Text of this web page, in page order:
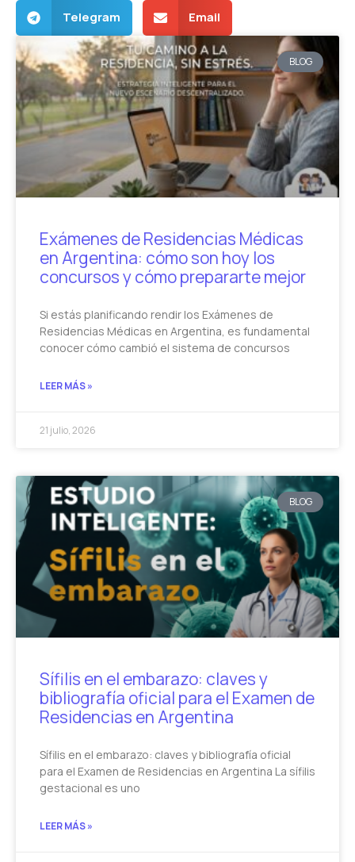
Telegram Email
BLOG
Exámenes de Residencias Médicas
en Argentina: cómo son hoy los
concursos y cómo prepararte mejor
Si estás planificando rendir los Exámenes de
Residencias Médicas en Argentina, es fundamental
conocer cómo cambió el sistema de concursos
LEER MÁS »
21 julio, 2026
BLOG
Sífilis en el embarazo: claves y
bibliografía oficial para el Examen de
Residencias en Argentina
Sífilis en el embarazo: claves y bibliografía oficial
para el Examen de Residencias en Argentina La sífilis
gestacional es uno
LEER MÁS »